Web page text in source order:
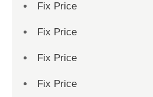
Fix Price
Fix Price
Fix Price
Fix Price